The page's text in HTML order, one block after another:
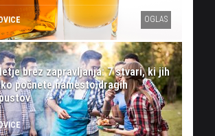
OGLAS
brez zapravljanja: 7 stvari, ki jih
počnete namesto dragih